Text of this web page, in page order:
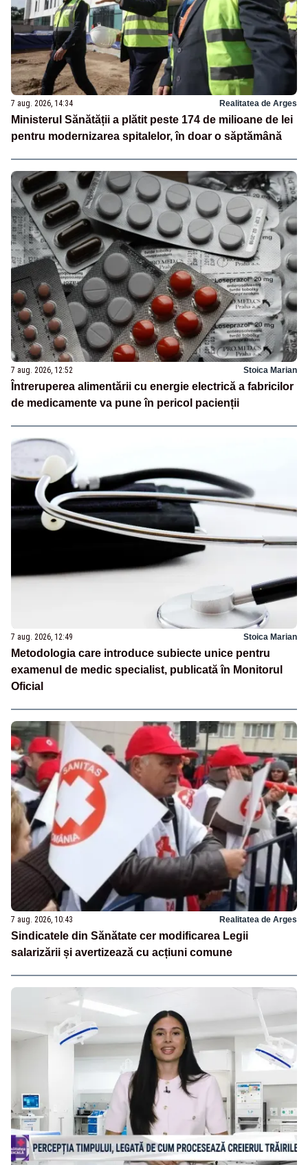
7 aug. 2026, 14:34 Realitatea de Arges
Ministerul Sănătății a plătit peste 174 de milioane de lei
pentru modernizarea spitalelor, în doar o săptămână
7 aug. 2026, 12:52 Stoica Marian
Întreruperea alimentării cu energie electrică a fabricilor
de medicamente va pune în pericol pacienții
7 aug. 2026, 12:49 Stoica Marian
Metodologia care introduce subiecte unice pentru
examenul de medic specialist, publicată în Monitorul
Oficial
7 aug. 2026, 10:43 Realitatea de Arges
Sindicatele din Sănătate cer modificarea Legii
salarizării și avertizează cu acțiuni comune